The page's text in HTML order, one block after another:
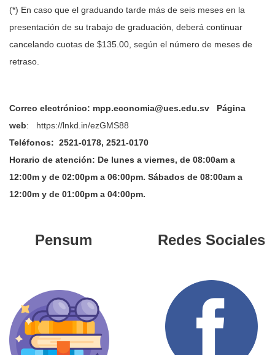
(*) En caso que el graduando tarde más de seis meses en la
presentación de su trabajo de graduación, deberá continuar
cancelando cuotas de $135.00, según el número de meses de
retraso.
Correo electrónico: mpp.economia@ues.edu.sv Página
web:
https://lnkd.in/ezGMS88
Teléfonos: 2521-0178, 2521-0170
Horario de atención: De lunes a viernes, de 08:00am a
12:00m y de 02:00pm a 06:00pm. Sábados de 08:00am a
12:00m y de 01:00pm a 04:00pm.
Pensum Redes Sociales